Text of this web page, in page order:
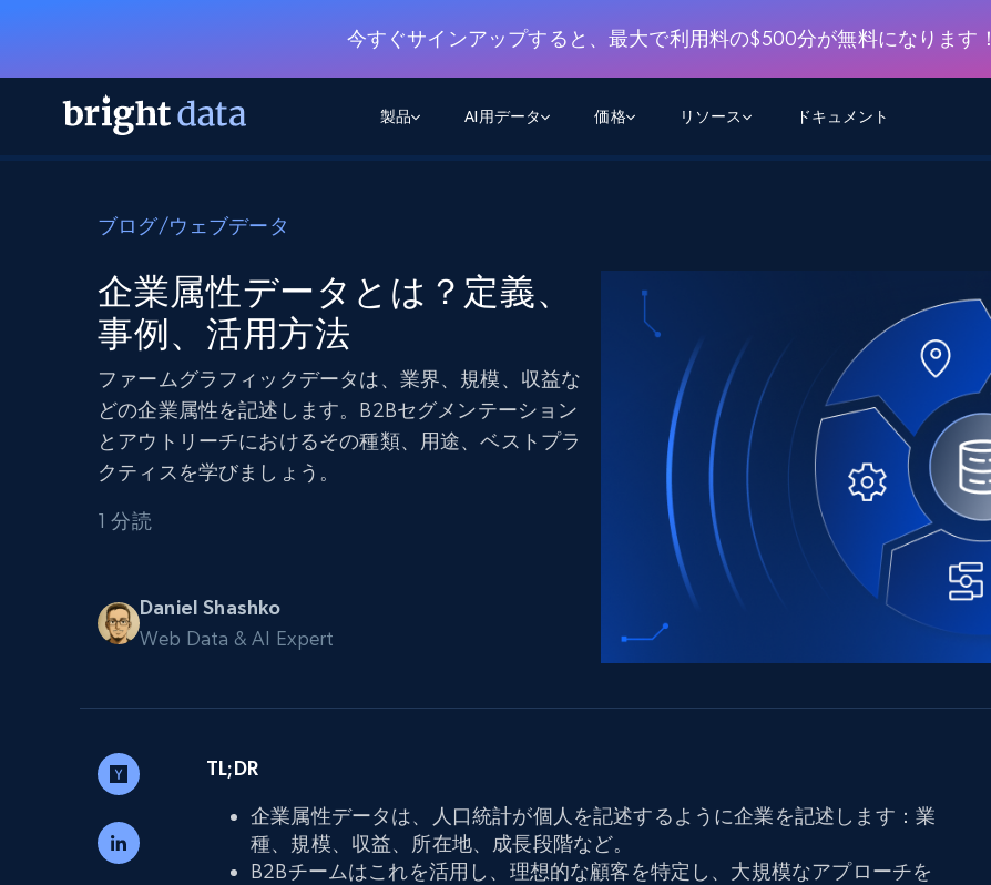
今すぐサインアップすると、最大で利用料の$500分が無料になります！
製品
1つのAPIでブロックとCAPTCHAを解決
Discover API FREE
Always live web discovery for agents
SERP API
オンデマンドですばやく容易に検索エンジ
ンをスクレイピング
グーグル
ビング ダックダックゴ
ヤンデックス
Scraping Browser
600以上のウェブサイトからリアルタイム
データを取得
ソーシャルメディア
AIスクレイパースタジオ
どのサイトもデータパイプラインに変換
データセットマーケットプレイス
事前収集された600以上のドメインからの
データ
ソーシャルメディア
Data Firehose
Real-time web data, delivered as it’s
collected
プロキシサービス
400M+ 実際のピアデバイスからのグロー
70万以上の完全準拠の静的住宅用プロキシ
性の高いプロキシ
AI用データ
より多くのデータで、より少ない障壁でトレ
ーニング
ビデオフィード – VLA対応済み
ヒューマノイドロボットのポリシー学習のた
画を取得
データパッケージ
あらゆる業界向けのLLM対応データセットを
入手
AIアプリがWebを検索・クロールできるよう
にする
エージェントブラウザ
エージェントがウェブサイトを閲覧し、行動
できるようにする
ブライトデータMCP
ウェブを解き放つオールインワンツールキッ
価格
クロールAPI
から始まる
SERP API
FREE TIER
から始まる
$1/1k req
Scraping Browser
から始まる
$5/GB
FREE TIER
データセットマーケットプレイス
から始まる
$250/100K rec
Data Firehose
から始まる
$0.2/1k HTML
データセンタープロキシから始まる
$0.9/IP
ISPプロキシ
リソース
統合
ブラウザ拡張機能
ネットワークステータス
ブログ
オンラインセミナー
プロキシロケーション
ドキュメント
ブログ/ウェブデータ
企業属性データとは？定義、
事例、活用方法
ファームグラフィックデータは、業界、規模、収益な
どの企業属性を記述します。B2Bセグメンテーション
とアウトリーチにおけるその種類、用途、ベストプラ
クティスを学びましょう。
1 分読
Daniel Shashko
Web Data & AI Expert
TL;DR
企業属性データは、人口統計が個人を記述するように企業を記述します：業
種、規模、収益、所在地、成長段階など。
B2Bチームはこれを活用し、理想的な顧客を特定し、大規模なアプローチを